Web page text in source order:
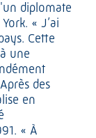
diplomate
« J’ai
Cette
une
des
en
« À